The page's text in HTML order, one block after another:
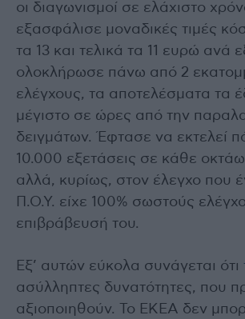
οι διαγωνισμοί σε ελάχιστο
εξασφάλισε μοναδικές τιμές
τα 13 και τελικά τα 11 ευρώ ανά
ολοκλήρωσε πάνω από 2
ελέγχους, τα αποτελέσματα τα
μέγιστο σε ώρες από την
δειγμάτων. Έφτασε να εκτελεί
10.000 εξετάσεις σε κάθε
αλλά, κυρίως, στον έλεγχο που
Π.Ο.Υ. είχε 100% σωστούς
επιβράβευσή του.
Εξ’ αυτών εύκολα συνάγεται ότι
ασύλληπτες δυνατότητες, που
αξιοποιηθούν. Το ΕΚΕΑ δεν